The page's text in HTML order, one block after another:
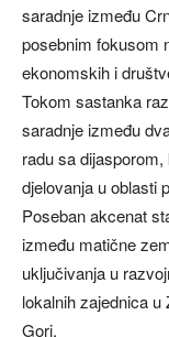
saradnje između
posebnim fokusom
ekonomskih i
Tokom sastanka
saradnje između
radu sa
djelovanja u oblasti
Poseban akcenat
između matične
uključivanja u
lokalnih zajednica
Gori.